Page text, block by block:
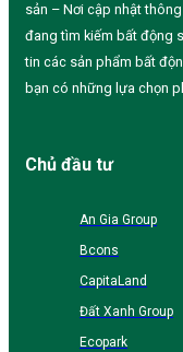
sản – Nơi cập nhật
đang tìm kiếm bất động
tin các sản phẩm bất
bạn có những lựa chọn
Chủ đầu tư
An Gia Group
Bcons
CapitaLand
Đất Xanh Group
Ecopark